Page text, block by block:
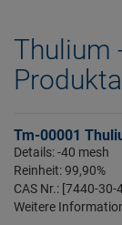
Thulium
Tm-00001
Details: -40 mesh
Reinheit: 99,90%
CAS Nr.: [7440-30-
Weitere